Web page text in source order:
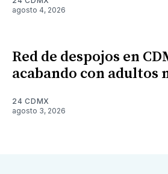
agosto 4, 2026
Red de despojos en
acabando con adultos
24 CDMX
agosto 3, 2026